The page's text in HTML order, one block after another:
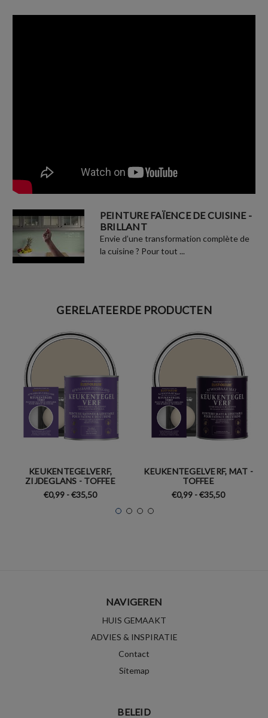
PEINTURE FAÏENCE DE CUISINE -
BRILLANT
Envie d’une transformation complète de
la cuisine ? Pour tout ...
GERELATEERDE PRODUCTEN
KEUKENTEGELVERF,
ZIJDEGLANS - TOFFEE
€0,99 - €35,50
KEUKENTEGELVERF, MAT -
TOFFEE
€0,99 - €35,50
NAVIGEREN
HUIS GEMAAKT
ADVIES & INSPIRATIE
Contact
Sitemap
BELEID